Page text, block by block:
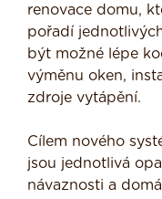
renovace domu,
pořadí
být možné lépe
výměnu oken,
zdroje vytápění.
Cílem nového
jsou jednotlivá
návaznosti a